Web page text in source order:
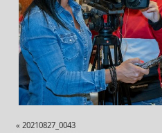
« 20210827_0043